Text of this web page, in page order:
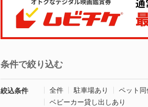
条件で絞り込む
絞込条件 全件 駐車場あり ペット同
ベビーカー貸し出しあり